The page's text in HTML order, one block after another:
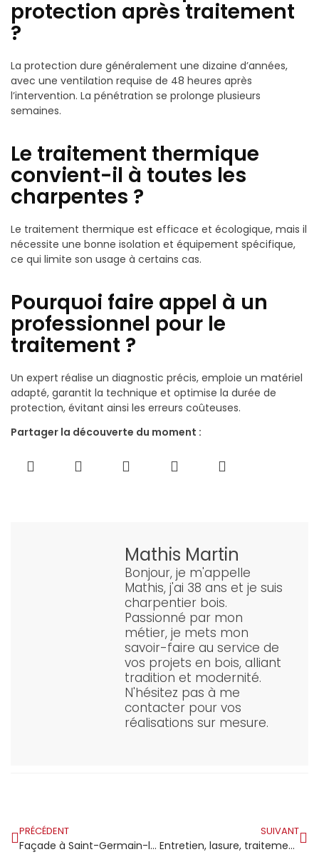
protection après traitement
?
La protection dure généralement une dizaine d’années,
avec une ventilation requise de 48 heures après
l’intervention. La pénétration se prolonge plusieurs
semaines.
Le traitement thermique
convient-il à toutes les
charpentes ?
Le traitement thermique est efficace et écologique, mais il
nécessite une bonne isolation et équipement spécifique,
ce qui limite son usage à certains cas.
Pourquoi faire appel à un
professionnel pour le
traitement ?
Un expert réalise un diagnostic précis, emploie un matériel
adapté, garantit la technique et optimise la durée de
protection, évitant ainsi les erreurs coûteuses.
Partager la découverte du moment :
Mathis Martin
Bonjour, je m'appelle
Mathis, j'ai 38 ans et je suis
charpentier bois.
Passionné par mon
métier, je mets mon
savoir-faire au service de
vos projets en bois, alliant
tradition et modernité.
N'hésitez pas à me
contacter pour vos
réalisations sur mesure.
PRÉCÉDENT
Façade à Saint-Germain-lès-Arpajon : entre village de caractère et maison bien protégée
SUIVANT
Entretien, lasure, traitement : protéger sa structure